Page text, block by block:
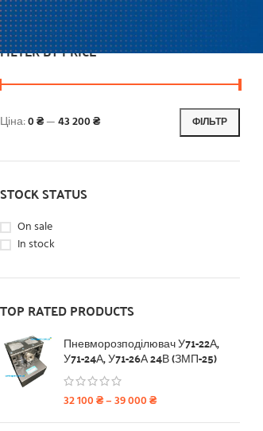
FILTER BY PRICE
ФІЛЬТР
Ціна:0 ₴—43 200 ₴
STOCK STATUS
On sale
In stock
TOP RATED PRODUCTS
Пневморозподілювач У71-22А,
У71-24А, У71-26А 24В (ЗМП-25)
32 100₴–39 000₴